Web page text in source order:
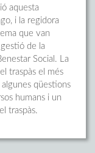
aquesta
i la regidora
que van
de la
Social. La
traspàs el més
qüestions
humans i un
traspàs.